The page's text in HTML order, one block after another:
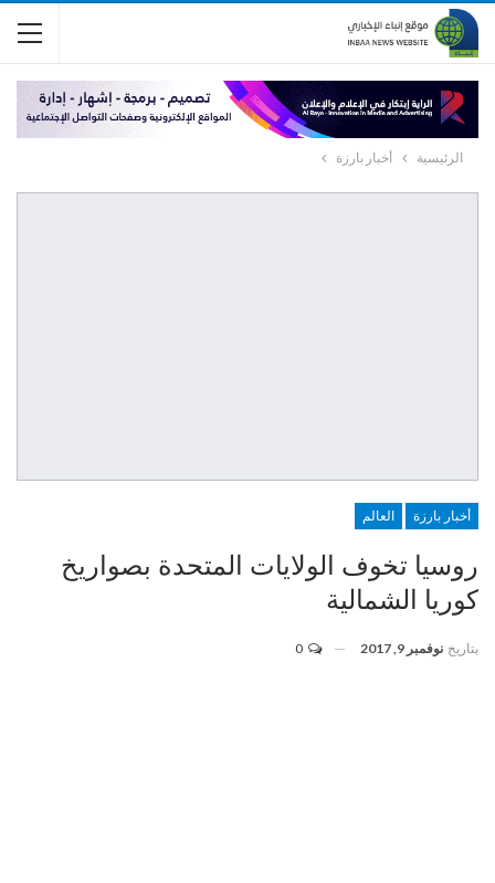
الرئيسية أخبار بارزة
أخبار بارزة العالم
روسيا تخوف الولايات المتحدة بصواريخ
كوريا الشمالية
بتاريخ نوفمبر 9, 2017